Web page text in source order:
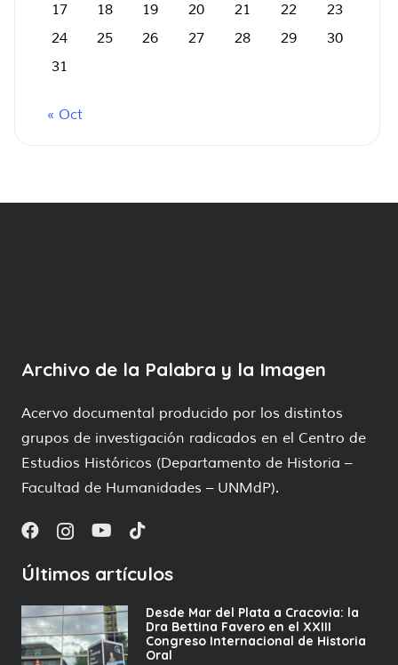
17
18 19 20 21 22
23
24
25 26 27 28 29
30
31
« Oct
Archivo de la Palabra y la Imagen
Acervo documental producido por los distintos
grupos de investigación radicados en el Centro de
Estudios Históricos (Departamento de Historia –
Facultad de Humanidades – UNMdP).
Últimos artículos
Desde Mar del Plata a Cracovia: la
Dra Bettina Favero en el XXIII
Congreso Internacional de Historia
Oral